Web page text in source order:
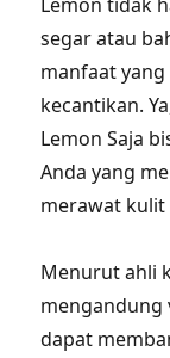
segar atau
manfaat
kecantikan.
Lemon Saja
Anda yang
merawat
Menurut ahli
mengandung
dapat